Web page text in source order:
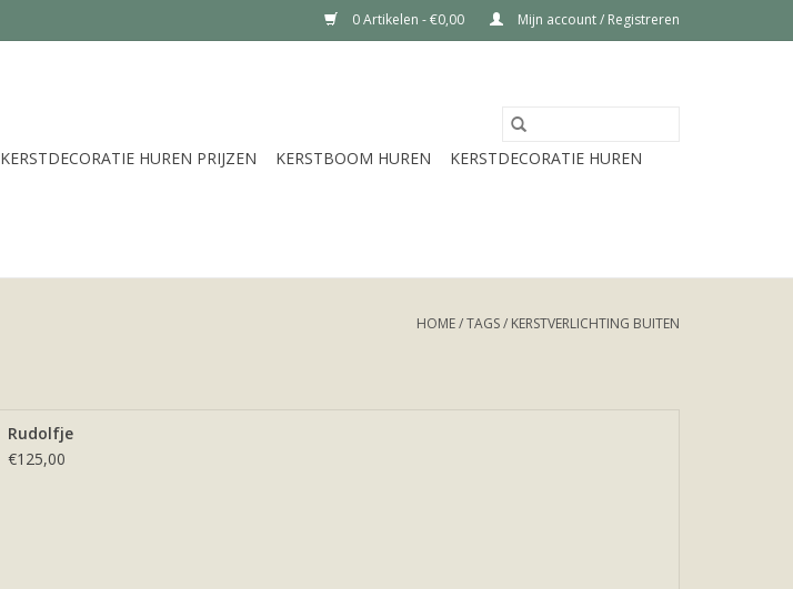
0 Artikelen - €0,00 Mijn account / Registreren
KERSTDECORATIE HUREN PRIJZEN KERSTBOOM HUREN
KERSTDECORATIE HUREN
HOME/TAGS/ KERSTVERLICHTING BUITEN
Rudolfje
€125,00